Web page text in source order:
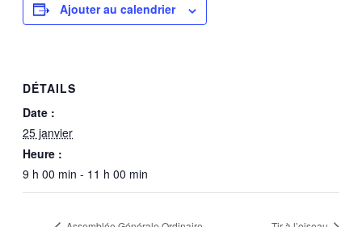
Ajouter au calendrier
DÉTAILS
Date :
25 janvier
Heure :
9 h 00 min - 11 h 00 min